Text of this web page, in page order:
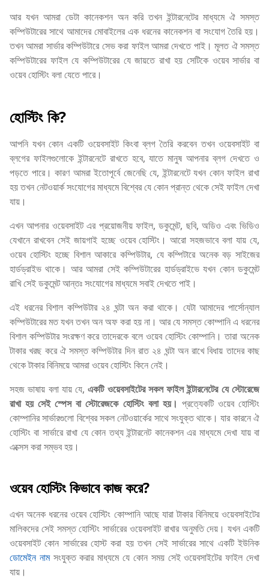
আর যখন আমরা ডেটা কানেকশন অন করি তখন ইন্টারনেটের মাধ্যমে ঐ সমস্ত
কম্পিউটারের সাথে আমাদের মোবাইলের এক ধরনের কানেকশন বা সংযোগ তৈরি হয়।
তখন আমরা সার্ভার কম্পিউটারে সেভ করা ফাইল আমরা দেখতে পাই। মূলত ঐ সমস্ত
কম্পিউটারের ফাইল যে কম্পিউটারের যে জায়তে রাখা হয় সেটিকে ওয়েব সার্ভার বা
ওয়েব হোস্টিং বলা যেতে পারে।
হোস্টিং কি?
আপনি যখন কোন একটি ওয়েবসাইট কিংবা ব্লগ তৈরি করবেন তখন ওয়েবসাইট বা
ব্লগের ফাইলগুলোকে ইন্টারনেটে রাখতে হবে, যাতে মানুষ আপনার ব্লগ দেখতে ও
পড়তে পারে। কারণ আমরা ইতোপূর্বে জেনেছি যে, ইন্টারনেটে যখন কোন ফাইল রাখা
হয় তখন নেটওয়ার্ক সংযোগের মাধ্যমে বিশ্বের যে কোন প্রান্ত থেকে সেই ফাইল দেখা
যায়।
এখন আপনার ওয়েবসাইট এর প্রয়োজনীয় ফাইল, ডকুমেন্ট, ছবি, অডিও এবং ভিডিও
যেখানে রাখবেন সেই জায়গাই হচ্ছে ওয়েব হোস্টিং। আরো সহজভাবে বলা যায় যে,
ওয়েব হোস্টিং হচ্ছে বিশাল আকারে কম্পিউটার, যে কম্পিটারে অনেক বড় সাইজের
হার্ডড্রাইভ থাকে। আর আমরা সেই কম্পিউটারের হার্ডড্রাইভে যখন কোন ডকুমেন্ট
রাখি সেই ডকুমেন্ট আন্তঃ সংযোগের মাধ্যমে সবাই দেখতে পাই।
এই ধরনের বিশাল কম্পিউটার ২৪ ঘন্টা অন করা থাকে। যেটা আমাদের পার্সোন্যাল
কম্পিউটারের মত যখন তখন অন অফ করা হয় না। আর যে সমস্ত কোম্পানি এ ধরনের
বিশাল কম্পিউটার সংরক্ষণ করে তাদেরকে বলে ওয়েব হোস্টিং কোম্পানি। তারা অনেক
টাকার খরছ করে ঐ সমস্ত কম্পিউটার দিন রাত ২৪ ঘন্টা অন রাখে বিধায় তাদের কাছ
থেকে টাকার বিনিময়ে আমরা ওয়েব হোস্টিং কিনে নেই।
সহজ ভাষায় বলা যায় যে,একটি ওয়েবসাইটের সকল ফাইল ইন্টারনেটের যে স্টোরেজে
রাখা হয় সেই স্পেস বা স্টোরেজকে হোস্টিং বলা হয়। প্রত্যেকটি ওয়েব হোস্টিং
কোম্পানির সার্ভারগুলো বিশ্বের সকল নেটওয়ার্কের সাথে সংযুক্ত থাকে। যার কারনে ঐ
হোস্টিং বা সার্ভারে রাখা যে কোন তথ্য ইন্টারনেট কানেকশন এর মাধ্যমে দেখা যায় বা
এক্সেস করা সম্ভব হয়।
ওয়েব হোস্টিং কিভাবে কাজ করে?
এখন অনেক ধরনের ওয়েব হোস্টিং কোম্পানি আছে যারা টাকার বিনিময়ে ওয়েবসাইটের
মালিকদের সেই সমস্ত হোস্টিং সার্ভারের ওয়েবসাইট রাখার অনুমতি দেয়। যখন একটি
ওয়েবসাইট কোন সার্ভারের হোস্ট করা হয় তখন সেই সার্ভারের সাথে একটি ইউনিক
ডোমেইন নামসংযুক্ত করার মাধ্যমে যে কোন সময় সেই ওয়েবসাইটের ফাইল দেখা
যায়।